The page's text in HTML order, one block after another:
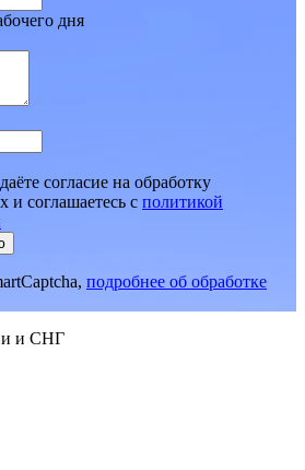
дня
согласие на обработку
и соглашаетесь c политикой
подробнее об обработке
и СНГ